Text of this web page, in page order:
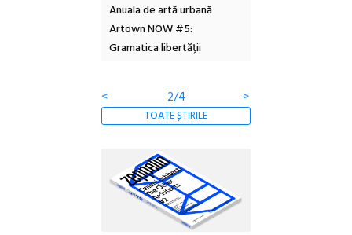
Anuala de artă urbană
Artown NOW #5:
Gramatica libertății
< 2/4 >
TOATE ȘTIRILE